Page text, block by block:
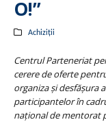
O!”
Achiziții
Centrul Parteneriat
cerere de oferte
organiza şi desfăşura
participantelor în
naţional de mentorat